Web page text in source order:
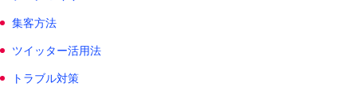
集客方法
ツイッター活用法
トラブル対策